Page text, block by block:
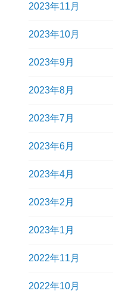
2023年11月
2023年10月
2023年9月
2023年8月
2023年7月
2023年6月
2023年4月
2023年2月
2023年1月
2022年11月
2022年10月